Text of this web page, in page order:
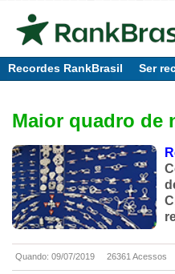
Recordes RankBrasil Ser
Maior quadro de
Quando: 09/07/2019 26361 Acessos